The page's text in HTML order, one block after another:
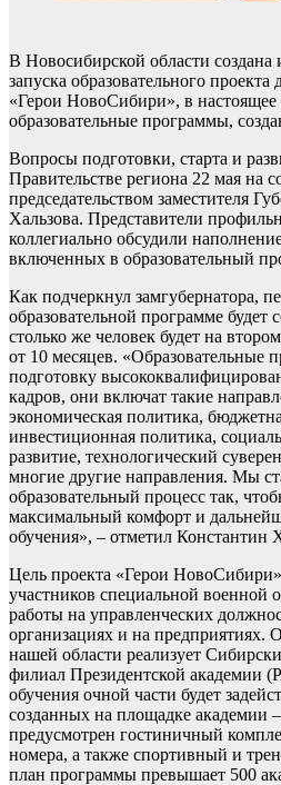
В Новосибирской области создана
запуска образовательного
«Герои НовоСибири», в
образовательные программы,
Вопросы подготовки, старта и
Правительстве региона 22 мая на
председательством заместителя
Хальзова. Представители
коллегиально обсудили
включенных в образовательный
Как подчеркнул замгубернатора,
образовательной программе будет
столько же человек будет на
от 10 месяцев. «Образовательные
подготовку
кадров, они включат такие
экономическая политика,
инвестиционная политика,
развитие, технологический
многие другие направления. Мы
образовательный процесс так,
максимальный комфорт и
обучения», – отметил Константин
Цель проекта «Герои
участников специальной военной
работы на управленческих
организациях и на предприятиях.
нашей области реализует
филиал Президентской академии
обучения очной части будет
созданных на площадке академии
предусмотрен гостиничный
номера, а также спортивный и
план программы превышает 500